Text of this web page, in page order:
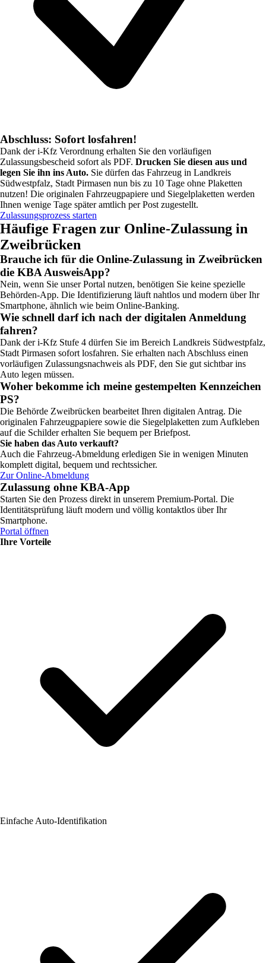
Abschluss: Sofort losfahren!
Dank der i-Kfz Verordnung erhalten Sie den vorläufigen
Zulassungsbescheid sofort als PDF. Drucken Sie diesen aus und
legen Sie ihn ins Auto. Sie dürfen das Fahrzeug in Landkreis
Südwestpfalz, Stadt Pirmasen nun bis zu 10 Tage ohne Plaketten
nutzen! Die originalen Fahrzeugpapiere und Siegelplaketten werden
Ihnen wenige Tage später amtlich per Post zugestellt.
Zulassungsprozess starten
Häufige Fragen zur Online-Zulassung in
Zweibrücken
Brauche ich für die Online-Zulassung in Zweibrücken
die KBA AusweisApp?
Nein, wenn Sie unser Portal nutzen, benötigen Sie keine spezielle
Behörden-App. Die Identifizierung läuft nahtlos und modern über Ihr
Smartphone, ähnlich wie beim Online-Banking.
Wie schnell darf ich nach der digitalen Anmeldung
fahren?
Dank der i-Kfz Stufe 4 dürfen Sie im Bereich Landkreis Südwestpfalz,
Stadt Pirmasen sofort losfahren. Sie erhalten nach Abschluss einen
vorläufigen Zulassungsnachweis als PDF, den Sie gut sichtbar ins
Auto legen müssen.
Woher bekomme ich meine gestempelten Kennzeichen
PS?
Die Behörde Zweibrücken bearbeitet Ihren digitalen Antrag. Die
originalen Fahrzeugpapiere sowie die Siegelplaketten zum Aufkleben
auf die Schilder erhalten Sie bequem per Briefpost.
Sie haben das Auto verkauft?
Auch die Fahrzeug-Abmeldung erledigen Sie in wenigen Minuten
komplett digital, bequem und rechtssicher.
Zur Online-Abmeldung
Zulassung ohne KBA-App
Starten Sie den Prozess direkt in unserem Premium-Portal. Die
Identitätsprüfung läuft modern und völlig kontaktlos über Ihr
Smartphone.
Portal öffnen
Ihre Vorteile
Einfache Auto-Identifikation